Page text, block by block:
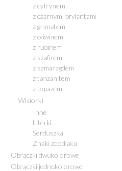
z cytrynem
z czarnymi brylantami
z granatem
z oliwinem
z rubinem
z szafirem
z szmaragdem
z tanzanitem
z topazem
Wisiorki
Inne
Literki
Serduszka
Znaki zoodiaku
Obrączki dwukolorowe
Obrączki jednokolorowe